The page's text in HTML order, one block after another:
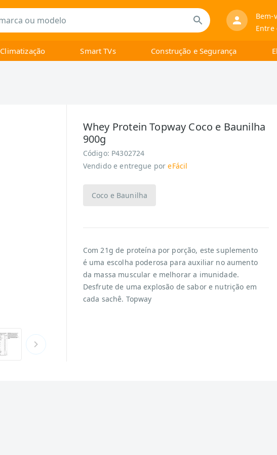
Bem-
Entre
Climatização Smart TVs Construção e Segurança
Whey Protein Topway Coco e Baunilha
900g
Código: P4302724
Vendido e entregue por eFácil
Coco e Baunilha
Com 21g de proteína por porção, este suplemento
é uma escolha poderosa para auxiliar no aumento
da massa muscular e melhorar a imunidade.
Desfrute de uma explosão de sabor e nutrição em
cada sachê. Topway